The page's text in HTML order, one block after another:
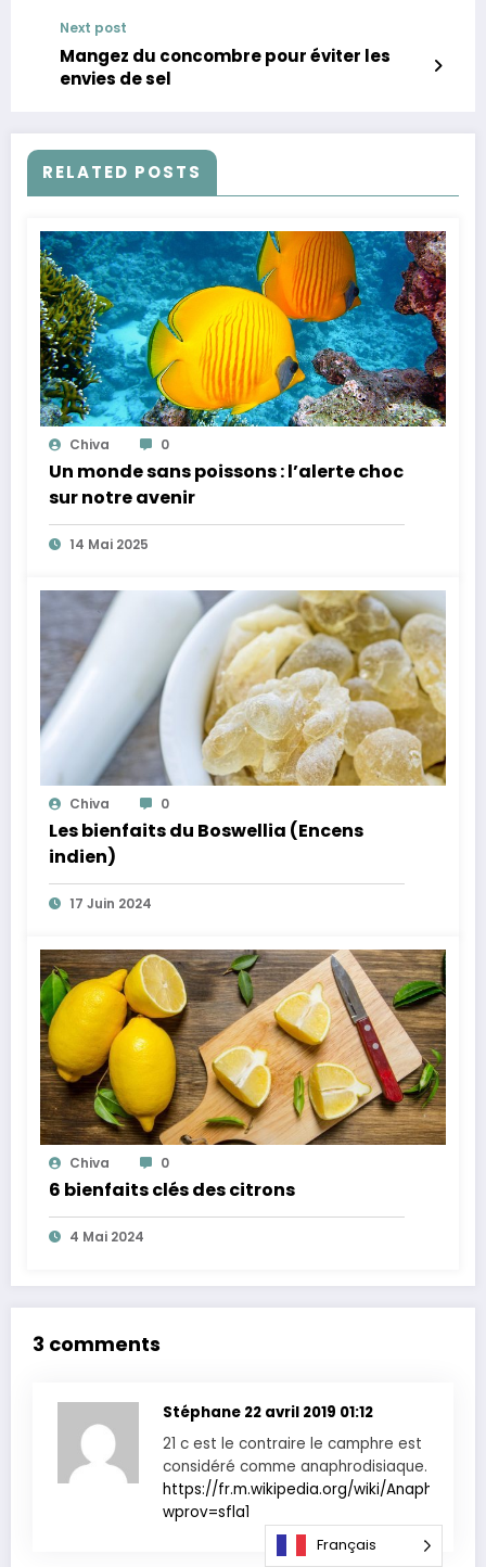
Next post
Mangez du concombre pour éviter les
envies de sel
RELATED POSTS
Chiva 0
Un monde sans poissons : l’alerte choc
sur notre avenir
14 Mai 2025
Chiva 0
Les bienfaits du Boswellia (Encens
indien)
17 Juin 2024
Chiva 0
6 bienfaits clés des citrons
4 Mai 2024
3 comments
Stéphane 22 avril 2019 01:12
21 c est le contraire le camphre est
considéré comme anaphrodisiaque.
https://fr.m.wikipedia.org/wiki/
wprov=sfla1
Français